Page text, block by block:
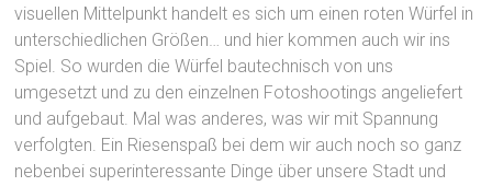
visuellen Mittelpunkt handelt es sich um einen roten Würfel in
unterschiedlichen Größen… und hier kommen auch wir ins
Spiel. So wurden die Würfel bautechnisch von uns
umgesetzt und zu den einzelnen Fotoshootings angeliefert
und aufgebaut. Mal was anderes, was wir mit Spannung
verfolgten. Ein Riesenspaß bei dem wir auch noch so ganz
nebenbei superinteressante Dinge über unsere Stadt und